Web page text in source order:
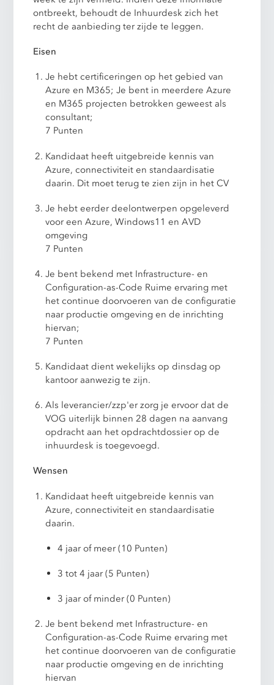
ontbreekt, behoudt de Inhuurdesk zich het
recht de aanbieding ter zijde te leggen.
Eisen
Je hebt certificeringen op het gebied van
Azure en M365; Je bent in meerdere Azure
en M365 projecten betrokken geweest als
consultant;
7 Punten
Kandidaat heeft uitgebreide kennis van
Azure, connectiviteit en standaardisatie
daarin. Dit moet terug te zien zijn in het CV
Je hebt eerder deelontwerpen opgeleverd
voor een Azure, Windows11 en AVD
omgeving
7 Punten
Je bent bekend met Infrastructure- en
Configuration-as-Code Ruime ervaring met
het continue doorvoeren van de configuratie
naar productie omgeving en de inrichting
hiervan;
7 Punten
Kandidaat dient wekelijks op dinsdag op
kantoor aanwezig te zijn.
Als leverancier/zzp'er zorg je ervoor dat de
VOG uiterlijk binnen 28 dagen na aanvang
opdracht aan het opdrachtdossier op de
inhuurdesk is toegevoegd.
Wensen
Kandidaat heeft uitgebreide kennis van
Azure, connectiviteit en standaardisatie
daarin.
4 jaar of meer (10 Punten)
3 tot 4 jaar (5 Punten)
3 jaar of minder (0 Punten)
Je bent bekend met Infrastructure- en
Configuration-as-Code Ruime ervaring met
het continue doorvoeren van de configuratie
naar productie omgeving en de inrichting
hiervan